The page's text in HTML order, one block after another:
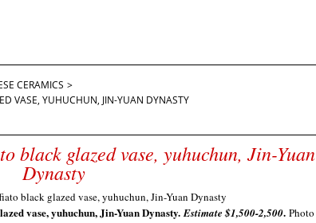
CERAMICS >
VASE, YUHUCHUN, JIN-YUAN DYNASTY
black glazed vase, yuhuchun, Jin-Yuan
Dynasty
vase, yuhuchun, Jin-Yuan Dynasty.Estimate $1,500-2,500. Photo